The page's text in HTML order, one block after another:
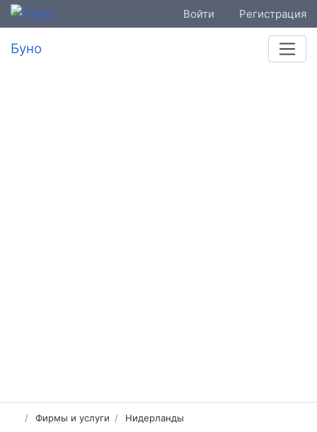
Войти Регистрация
Буно
Фирмы и услуги Нидерланды